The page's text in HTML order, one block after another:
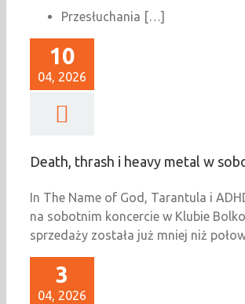
Przesłuchania […]
10
04, 2026
Death, thrash i heavy metal w
In The Name of God, Tarantula i
na sobotnim koncercie w Klubie
sprzedaży została już mniej niż
3
04, 2026